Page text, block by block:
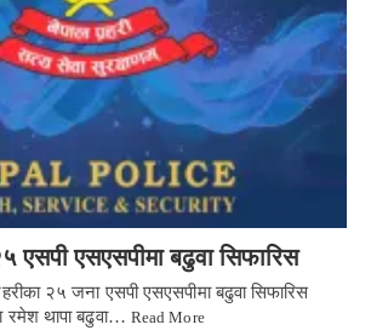
एसपी एसएसपीमा बढुवा सिफारिस
२५ जना एसपी एसएसपीमा बढुवा सिफारिस
थापा बढुवा… Read More